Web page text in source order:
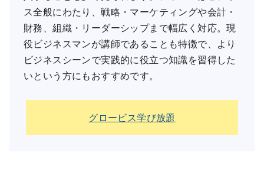
ス全般にわたり、戦略・マーケティングや会計・
財務、組織・リーダーシップまで幅広く対応。現
役ビジネスマンが講師であることも特徴で、より
ビジネスシーンで実践的に役立つ知識を習得した
いという方にもおすすめです。
グロービス学び放題